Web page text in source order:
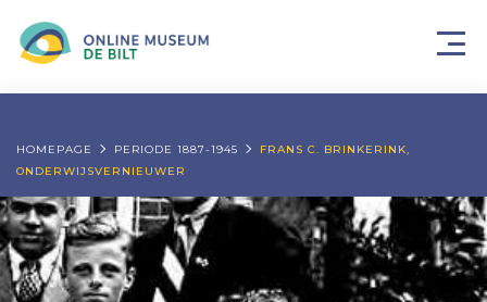
HOMEPAGE PERIODE 1887-1945
FRANS C. BRINKERINK,
ONDERWIJSVERNIEUWER